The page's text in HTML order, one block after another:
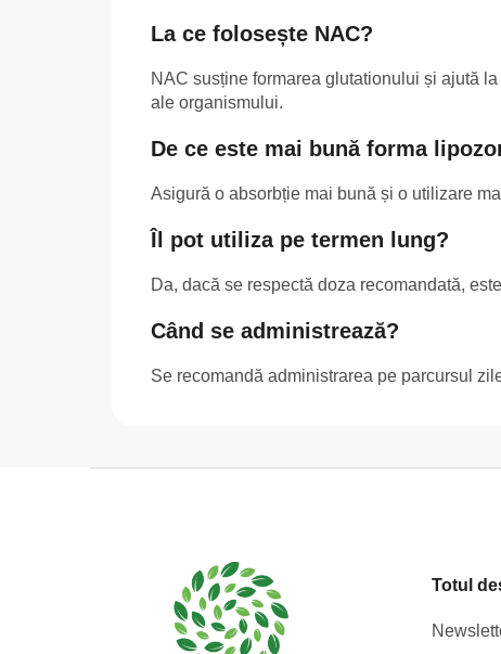
La ce folosește NAC?
NAC susține formarea glutationului și ajută
ale organismului.
De ce este mai bună forma
Asigură o absorbție mai bună și o utilizare
Îl pot utiliza pe termen lung?
Da, dacă se respectă doza recomandată,
Când se administrează?
Se recomandă administrarea pe parcursul
Totul